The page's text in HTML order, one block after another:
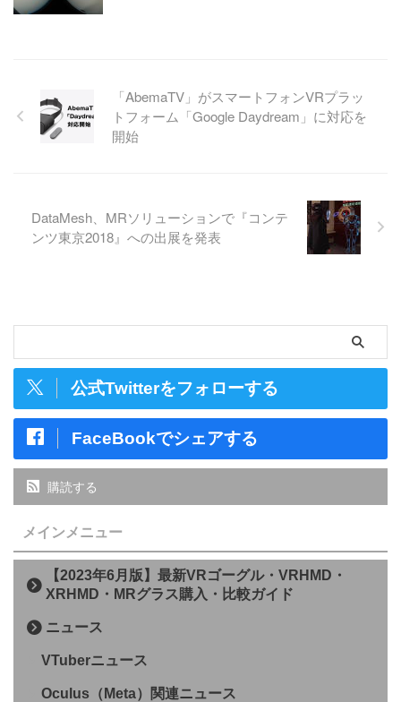
「AbemaTV」がスマートフォンVRプラッ
トフォーム「Google Daydream」に対応を
開始
DataMesh、MRソリューションで『コンテ
ンツ東京2018』への出展を発表
公式Twitterをフォローする
FaceBookでシェアする
購読する
メインメニュー
【2023年6月版】最新VRゴーグル・VRHMD・
XRHMD・MRグラス購入・比較ガイド
ニュース
VTuberニュース
Oculus（Meta）関連ニュース